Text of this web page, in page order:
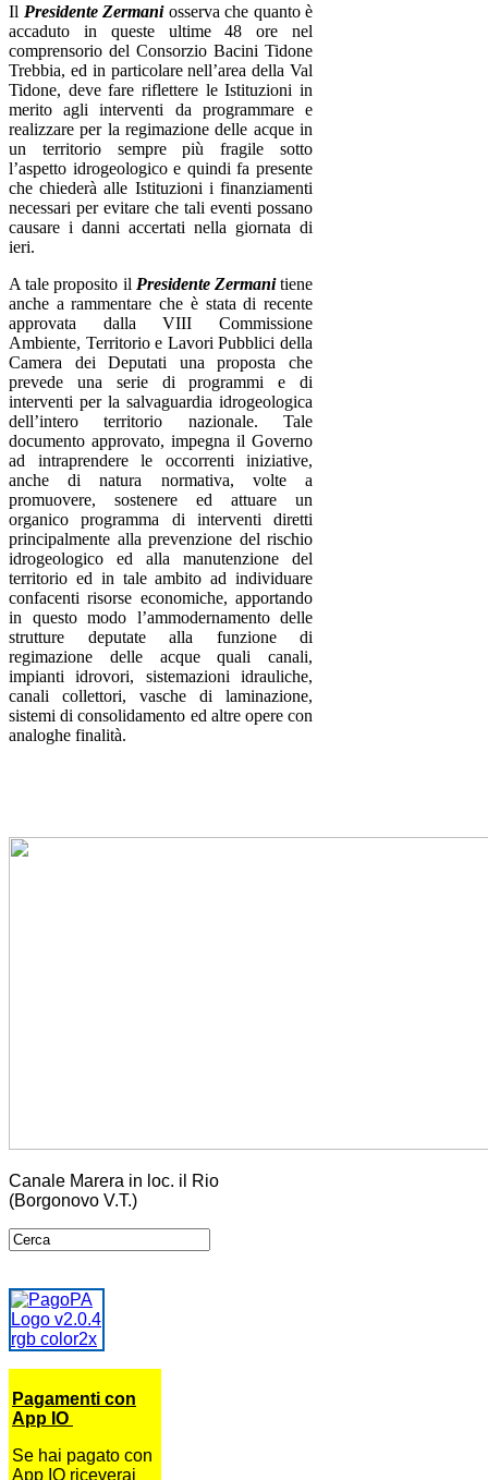
Il Presidente Zermaniosserva che quanto è
accaduto in queste ultime 48 ore nel
comprensorio del Consorzio Bacini Tidone
Trebbia, ed in particolare nell’area della Val
Tidone, deve fare riflettere le Istituzioni in
merito agli interventi da programmare e
realizzare per la regimazione delle acque in
un territorio sempre più fragile sotto
l’aspetto idrogeologico e quindi fa presente
che chiederà alle Istituzioni i finanziamenti
necessari per evitare che tali eventi possano
causare i danni accertati nella giornata di
ieri.
A tale proposito il Presidente Zermanitiene
anche a rammentare che è stata di recente
approvata dalla VIII Commissione
Ambiente, Territorio e Lavori Pubblici della
Camera dei Deputati una proposta che
prevede una serie di programmi e di
interventi per la salvaguardia idrogeologica
dell’intero territorio nazionale. Tale
documento approvato, impegna il Governo
ad intraprendere le occorrenti iniziative,
anche di natura normativa, volte a
promuovere, sostenere ed attuare un
organico programma di interventi diretti
principalmente alla prevenzione del rischio
idrogeologico ed alla manutenzione del
territorio ed in tale ambito ad individuare
confacenti risorse economiche, apportando
in questo modo l’ammodernamento delle
strutture deputate alla funzione di
regimazione delle acque quali canali,
impianti idrovori, sistemazioni idrauliche,
canali collettori, vasche di laminazione,
sistemi di consolidamento ed altre opere con
analoghe finalità.
Canale Marera in loc. il Rio
(Borgonovo V.T.)
Pagamenti con
App IO
Se hai pagato con
App IO riceverai